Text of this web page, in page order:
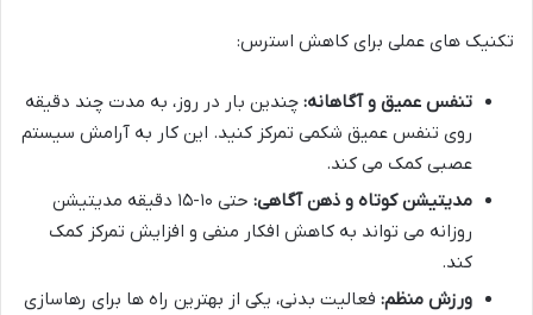
تکنیک های عملی برای کاهش استرس:
تنفس عمیق و آگاهانه: چندین بار در روز، به مدت چند دقیقه
روی تنفس عمیق شکمی تمرکز کنید. این کار به آرامش سیستم
عصبی کمک می کند.
مدیتیشن کوتاه و ذهن آگاهی:
حتی ۱۰-۱۵ دقیقه مدیتیشن
روزانه می تواند به کاهش افکار منفی و افزایش تمرکز کمک
کند.
ورزش منظم: فعالیت بدنی، یکی از بهترین راه ها برای رهاسازی